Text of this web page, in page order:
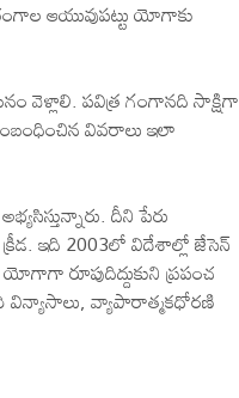
ఆయువుపట్టు యోగాకు
వెళ్లాలి. పవిత్ర గంగానది సాక్షిగా
వివరాలు ఇలా
దీని పేరు
ఇది 2003లో విదేశాల్లో జేసెన్
రూపుదిద్దుకుని ప్రపంచ
విన్యాసాలు, వ్యాపారాత్మకధోరణి